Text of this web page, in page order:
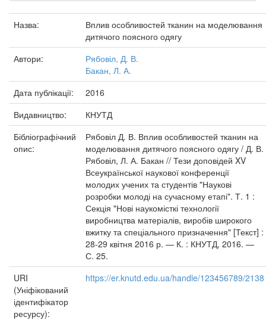
Назва:
Вплив особливостей тканин на моделювання
дитячого поясного одягу
Автори:
Рябовіл, Д. В.
Бакан, Л. А.
Дата публікації:
2016
Видавництво:
КНУТД
Бібліографічний
опис:
Рябовіл Д. В. Вплив особливостей тканин на
моделювання дитячого поясного одягу / Д. В.
Рябовіл, Л. А. Бакан // Тези доповідей XV
Всеукраїнської наукової конференції
молодих учених та студентів "Наукові
розробки молоді на сучасному етапі". Т. 1 :
Секція "Нові наукомісткі технології
виробництва матеріалів, виробів широкого
вжитку та спеціального призначення" [Текст] :
28-29 квітня 2016 р. — К. : КНУТД, 2016. —
С. 25.
URI
(Уніфікований
ідентифікатор
ресурсу):
https://er.knutd.edu.ua/handle/123456789/2138